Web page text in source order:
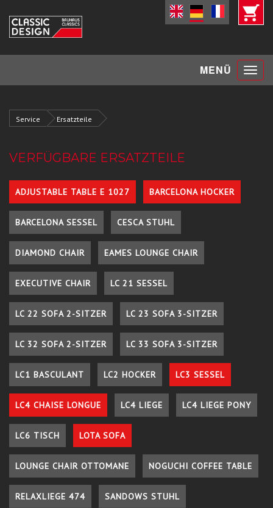
MENÜ Toggle
Service Ersatzteile
VERFÜGBARE ERSATZTEILE
ADJUSTABLE TABLE E 1027 BARCELONA HOCKER
BARCELONA SESSEL CESCA STUHL
DIAMOND CHAIR EAMES LOUNGE CHAIR
EXECUTIVE CHAIR LC 21 SESSEL
LC 22 SOFA 2-SITZER LC 23 SOFA 3-SITZER
LC 32 SOFA 2-SITZER LC 33 SOFA 3-SITZER
LC1 BASCULANT LC2 HOCKER LC3 SESSEL
LC4 CHAISE LONGUE LC4 LIEGE LC4 LIEGE PONY
LC6 TISCH LOTA SOFA
LOUNGE CHAIR OTTOMANE NOGUCHI COFFEE TABLE
RELAXLIEGE 474 SANDOWS STUHL